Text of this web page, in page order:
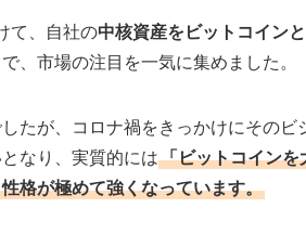
て、自社の中核資産をビットコイン
、市場の注目を一気に集めました。
たが、コロナ禍をきっかけにそのビ
なり、実質的には「ビットコインを
格が極めて強くなっています。